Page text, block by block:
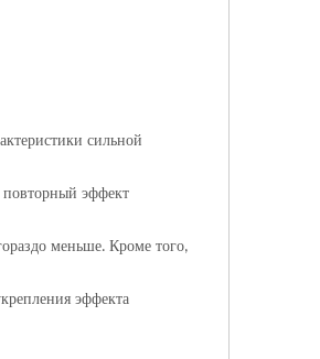
сильной
повторный эффект
меньше. Кроме того,
эффекта